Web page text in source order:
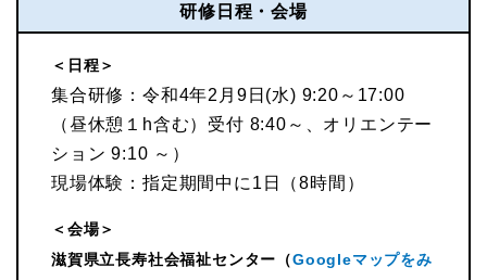
研修日程・会場
＜日程＞
集合研修：令和4年2月9日(水) 9:20～17:00
（昼休憩１h含む）受付 8:40～、オリエンテー
ション 9:10 ～）
現場体験：指定期間中に1日（8時間）
＜会場＞
滋賀県立長寿社会福祉センター（Googleマップをみ